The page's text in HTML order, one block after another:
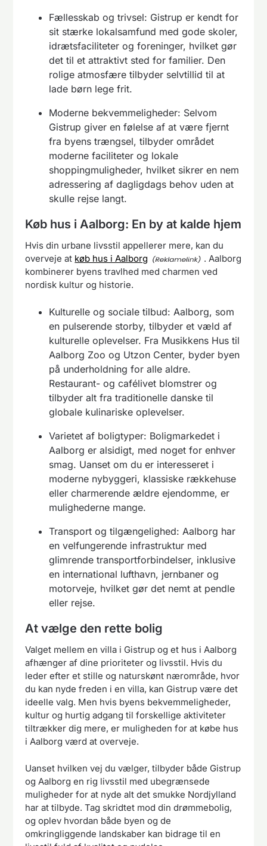
Fællesskab og trivsel: Gistrup er kendt for
sit stærke lokalsamfund med gode skoler,
idrætsfaciliteter og foreninger, hvilket gør
det til et attraktivt sted for familier. Den
rolige atmosfære tilbyder selvtillid til at
lade børn lege frit.
Moderne bekvemmeligheder: Selvom
Gistrup giver en følelse af at være fjernt
fra byens trængsel, tilbyder området
moderne faciliteter og lokale
shoppingmuligheder, hvilket sikrer en nem
adressering af dagligdags behov uden at
skulle rejse langt.
Køb hus i Aalborg: En by at kalde hjem
Hvis din urbane livsstil appellerer mere, kan du
overveje at køb hus i Aalborg
. Aalborg
kombinerer byens travlhed med charmen ved
nordisk kultur og historie.
Kulturelle og sociale tilbud: Aalborg, som
en pulserende storby, tilbyder et væld af
kulturelle oplevelser. Fra Musikkens Hus til
Aalborg Zoo og Utzon Center, byder byen
på underholdning for alle aldre.
Restaurant- og cafélivet blomstrer og
tilbyder alt fra traditionelle danske til
globale kulinariske oplevelser.
Varietet af boligtyper: Boligmarkedet i
Aalborg er alsidigt, med noget for enhver
smag. Uanset om du er interesseret i
moderne nybyggeri, klassiske rækkehuse
eller charmerende ældre ejendomme, er
mulighederne mange.
Transport og tilgængelighed: Aalborg har
en velfungerende infrastruktur med
glimrende transportforbindelser, inklusive
en international lufthavn, jernbaner og
motorveje, hvilket gør det nemt at pendle
eller rejse.
At vælge den rette bolig
Valget mellem en villa i Gistrup og et hus i Aalborg
afhænger af dine prioriteter og livsstil. Hvis du
leder efter et stille og naturskønt nærområde, hvor
du kan nyde freden i en villa, kan Gistrup være det
ideelle valg. Men hvis byens bekvemmeligheder,
kultur og hurtig adgang til forskellige aktiviteter
tiltrækker dig mere, er muligheden for at købe hus
i Aalborg værd at overveje.
Uanset hvilken vej du vælger, tilbyder både Gistrup
og Aalborg en rig livsstil med ubegrænsede
muligheder for at nyde alt det smukke Nordjylland
har at tilbyde. Tag skridtet mod din drømmebolig,
og oplev hvordan både byen og de
omkringliggende landskaber kan bidrage til en